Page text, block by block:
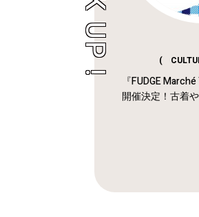
(
『FUDGE
開催決定！古着